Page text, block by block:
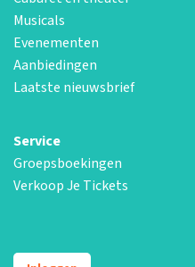
Musicals
Evenementen
Aanbiedingen
Laatste nieuwsbrief
Service
Groepsboekingen
Verkoop Je Tickets